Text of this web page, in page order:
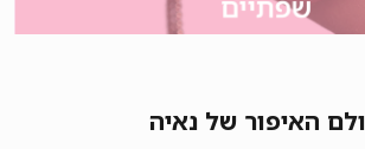
האיפור של נאיה